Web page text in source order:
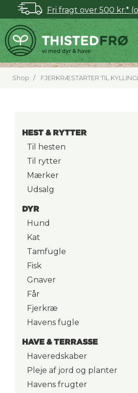
Fri fragt over 500 kr.*
Shop FJERKRÆSTARTER TIL
HEST & RYTTER
Til hesten
Til rytter
Mærker
Udsalg
DYR
Hund
Kat
Tamfugle
Fisk
Gnaver
Får
Fjerkræ
Havens fugle
HAVE & TERRASSE
Haveredskaber
Pleje af jord og planter
Havens frugter